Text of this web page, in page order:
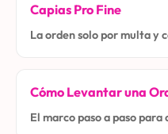
Capias Pro Fine
La orden solo por multa y
Cómo Levantar una
El marco paso a paso